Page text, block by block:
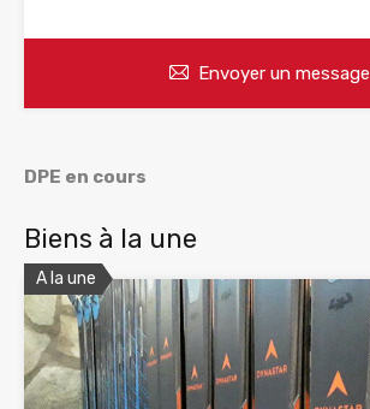
Envoyer un message
DPE en cours
Biens à la une
A la une